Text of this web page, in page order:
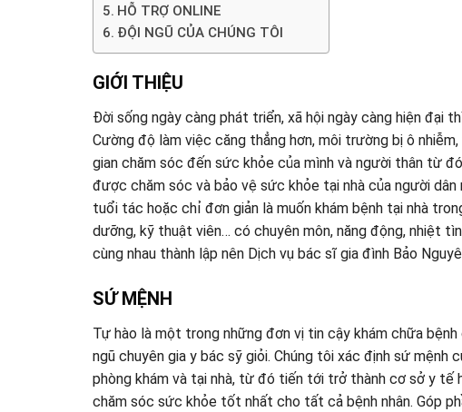
HỖ TRỢ ONLINE
ĐỘI NGŨ CỦA CHÚNG TÔI
GIỚI THIỆU
Đời sống ngày càng phát triển, xã hội ngày càng hiện đại
Cường độ làm việc căng thẳng hơn, môi trường bị ô
gian chăm sóc đến sức khỏe của mình và người thân từ
được chăm sóc và bảo vệ sức khỏe tại nhà của người
tuổi tác hoặc chỉ đơn giản là muốn khám bệnh tại nhà
dưỡng, kỹ thuật viên… có chuyên môn, năng động, nhiệt
cùng nhau thành lập nên Dịch vụ bác sĩ gia đình Bảo
SỨ MỆNH
Tự hào là một trong những đơn vị tin cậy khám chữa
ngũ chuyên gia y bác sỹ giỏi. Chúng tôi xác định sứ
phòng khám và tại nhà, từ đó tiến tới trở thành cơ sở y tế
chăm sóc sức khỏe tốt nhất cho tất cả bệnh nhân. Góp